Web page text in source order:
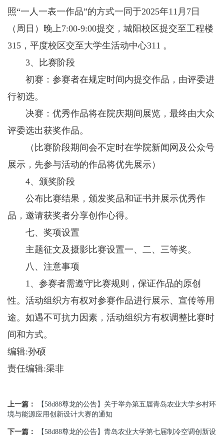
照“一人一表一作品”的方式一同于2025年11月7日
（周日）晚上7:00-9:00提交，城阳校区提交至工程楼
315，平度校区交至大学生活动中心311 。
3、比赛阶段
初赛：参赛者在规定时间内提交作品，由评委进
行初选。
决赛：优秀作品将在院庆期间展览，最终由大众
评委选出获奖作品。
（比赛阶段期间会不定时在学院新闻网及公众号
展示，先参与活动的作品将优先展示）
4、颁奖阶段
公布比赛结果，颁发奖品和证书并展示优秀作
品，邀请获奖者分享创作心得。
七、奖项设置
主题征文及摄影比赛设置一、二、三等奖。
八、注意事项
1、参赛者需遵守比赛规则，保证作品的原创
性。活动组织方有权对参赛作品进行展示、宣传等用
途。如遇不可抗力因素，活动组织方有权调整比赛时
间和方式。
编辑:孙硕
责任编辑:渠非
上一篇：
【58d88尊龙的公告】关于举办第五届青岛农业大学乡村环
境与能源应用创新设计大赛的通知
下一篇：
【58d88尊龙的公告】青岛农业大学第七届制冷空调创新设